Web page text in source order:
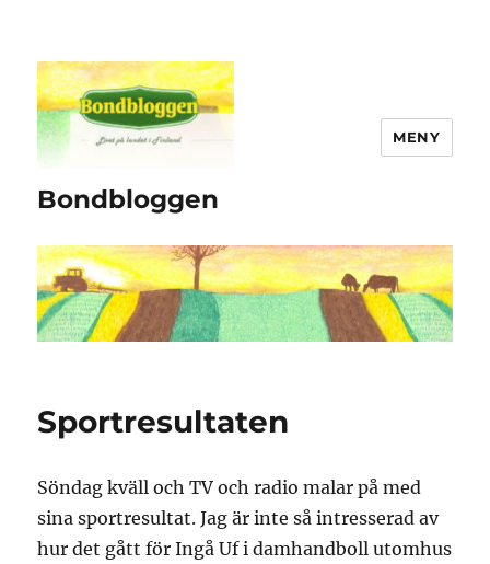
Bondbloggen
MENY
Sportresultaten
Söndag kväll och TV och radio malar på med
sina sportresultat. Jag är inte så intresserad av
hur det gått för Ingå Uf i damhandboll utomhus